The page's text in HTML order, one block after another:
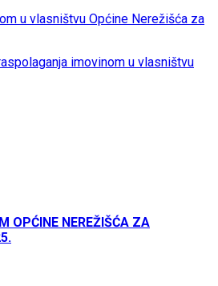
u vlasništvu Općine Nerežišća za
imovinom u vlasništvu
OPĆINE NEREŽIŠĆA ZA